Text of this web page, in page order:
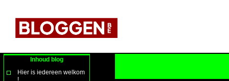
Inhoud blog
Hier is iedereen welkom
!